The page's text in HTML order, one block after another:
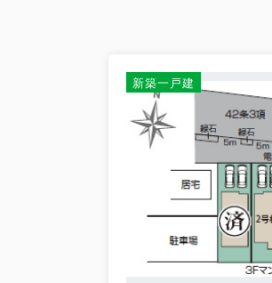
お客様からの行為
のサービス提供を
さらに、カスタマー
タマーハラスメント
2026.04.20
ゴールデンウィ
平素は格別のご高配
株式会社大関建設
新築一戸建